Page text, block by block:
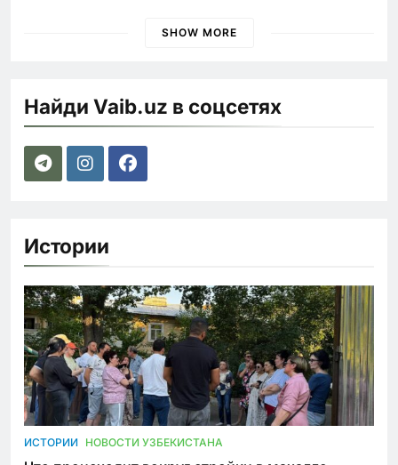
SHOW MORE
Найди Vaib.uz в соцсетях
Истории
ИСТОРИИ НОВОСТИ УЗБЕКИСТАНА